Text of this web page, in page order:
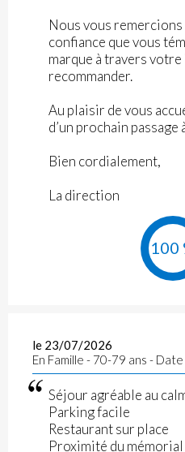
Nous vous
confiance que vous
marque à travers
recommander.
Au plaisir de vous
d’un prochain passage
Bien cordialement,
La direction
100
le 23/07/2026
En Famille - 70-79 ans -
Séjour agréable au
Parking facile
Restaurant sur place
Proximité du mémorial